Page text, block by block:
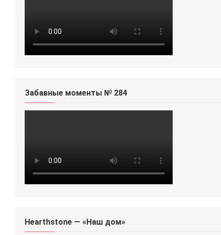
Забавные моменты № 284
Hearthstone — «Наш дом»